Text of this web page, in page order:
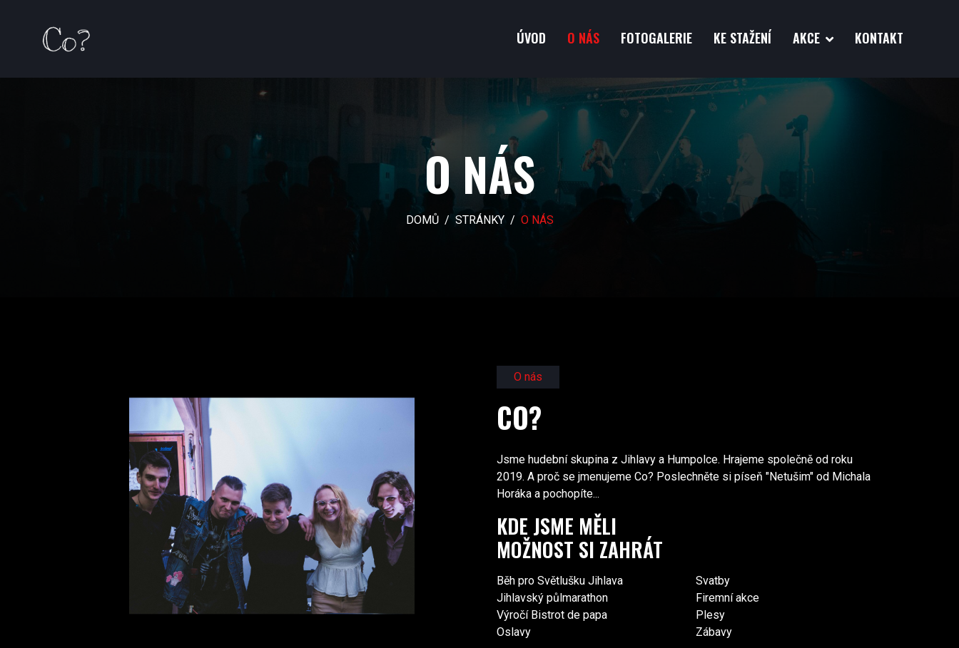
ÚVOD O NÁS FOTOGALERIE KE STAŽENÍ AKCE KONTAKT
O NÁS
DOMŮ STRÁNKY O NÁS
O nás
CO?
Jsme hudební skupina z Jihlavy a Humpolce. Hrajeme společně od roku
2019. A proč se jmenujeme Co? Poslechněte si píseň "Netušim" od Michala
Horáka a pochopíte...
KDE JSME MĚLI
MOŽNOST SI ZAHRÁT
Běh pro Světlušku Jihlava
Jihlavský půlmarathon
Výročí Bistrot de papa
Oslavy
Svatby
Firemní akce
Plesy
Zábavy